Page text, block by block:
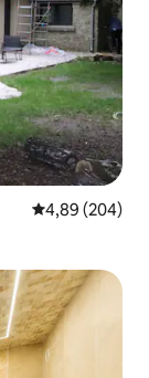
Prosječna
4,89 (204)